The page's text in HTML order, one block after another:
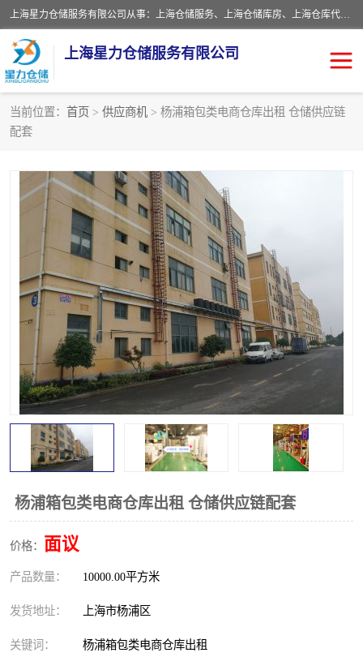
上海星力仓储服务有限公司从事：上海仓储服务、上海仓储库房、上海仓库代运营、上海仓库对外出租、上海仓库外包、上海三方仓储、上海电商仓储代发、上海电商代发货仓库、上海托管仓库、上海仓储配送。上海星力仓储服务有限公司现在拥有100个分仓、10万余平方的标准库房，精炼员工几百名，与几千家客户合作，公司已跻身上海仓储行业前列。欢迎来电咨询！
上海星力仓储服务有限公司
当前位置： 首页 > 供应商机 > 杨浦箱包类电商仓库出租 仓储供应链
配套
杨浦箱包类电商仓库出租 仓储供应链配套
价格： 面议
产品数量： 10000.00平方米
发货地址： 上海市杨浦区
关键词： 杨浦箱包类电商仓库出租
上海仓库对外出租
上海仓储配送 上海仓库外包
上海仓库代运营 上海托管仓库
上海第三方仓储 上海仓储服务
仓储 上海电商代发货仓库
上海托管仓库